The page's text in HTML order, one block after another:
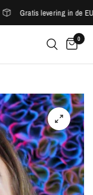
Gratis levering in de EU
0